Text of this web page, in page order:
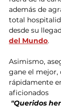
además de
total
desde su
del Mundo.
Asimismo,
gane el mejor,
rápidamente
aficionados
"Queridos